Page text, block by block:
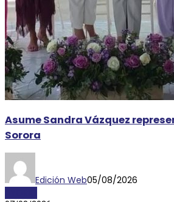
Asume Sandra Vázquez
Sorora
Edición Web05/08/2026